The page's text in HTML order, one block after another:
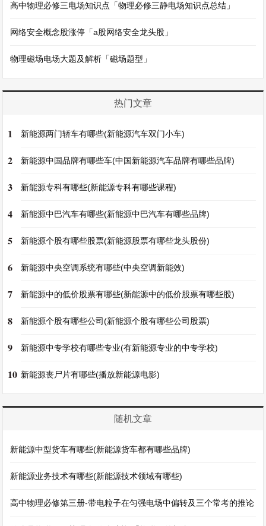
高中物理必修三电场知识点「物理必修三静电场知识点总结」
网络安全概念股涨停「a股网络安全龙头股」
物理磁场电场大题及解析「磁场题型」
热门文章
1 新能源两门轿车有哪些(新能源汽车双门小车)
2 新能源中国品牌有哪些车(中国新能源汽车品牌有哪些品牌)
3 新能源专科有哪些(新能源专科有哪些课程)
4 新能源中巴汽车有哪些(新能源中巴汽车有哪些品牌)
5 新能源个股有哪些股票(新能源股票有哪些龙头股份)
6 新能源中央空调系统有哪些(中央空调新能效)
7 新能源中的低价股票有哪些(新能源中的低价股票有哪些股)
8 新能源个股有哪些公司(新能源个股有哪些公司股票)
9 新能源中专学校有哪些专业(有新能源专业的中专学校)
10 新能源丧尸片有哪些(播放新能源电影)
随机文章
新能源中型货车有哪些(新能源货车都有哪些品牌)
新能源业务技术有哪些(新能源技术领域有哪些)
高中物理必修第三册-带电粒子在匀强电场中偏转及三个常考的推论